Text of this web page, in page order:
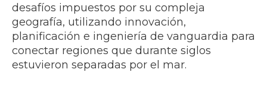
desafíos impuestos por su compleja
geografía, utilizando innovación,
planificación e ingeniería de vanguardia para
conectar regiones que durante siglos
estuvieron separadas por el mar.